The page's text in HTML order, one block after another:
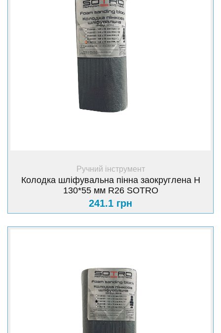
+ Купити
Ручний інструмент
Колодка шліфувальна пінна заокруглена H
130*55 мм R26 SOTRO
241.1 грн